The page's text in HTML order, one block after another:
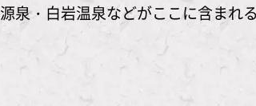
源泉・白岩温泉などがここに含まれる